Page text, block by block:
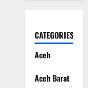
CATEGORIES
Aceh
Aceh Barat